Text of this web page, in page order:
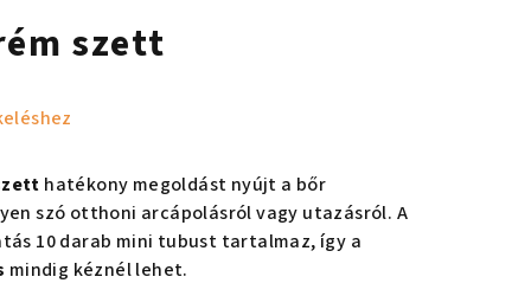
szett
hatékony megoldást nyújt a bőr
szó otthoni arcápolásról vagy utazásról. A
10 darab mini tubust tartalmaz, így a
mindig kéznél lehet.